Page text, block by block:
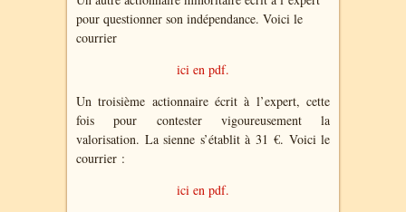
pour questionner son indépendance. Voici le
courrier
ici en pdf.
Un troisième actionnaire écrit à l’expert, cette
fois pour contester vigoureusement la
valorisation. La sienne s’établit à 31 €. Voici le
courrier :
ici en pdf.